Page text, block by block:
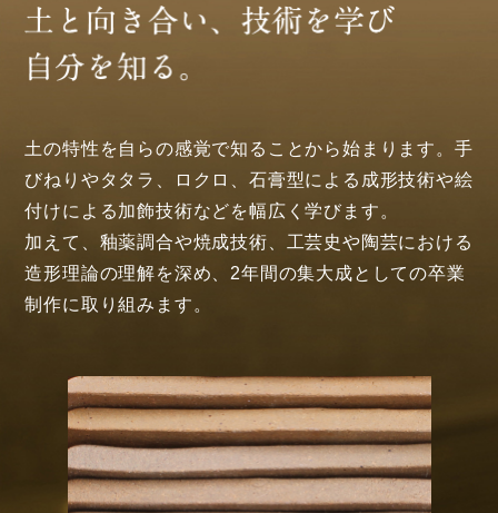
土の特性を自らの感覚で知ることから始まります。手
びねりやタタラ、ロクロ、石膏型による成形技術や絵
付けによる加飾技術などを幅広く学びます。
加えて、釉薬調合や焼成技術、工芸史や陶芸における
造形理論の理解を深め、2年間の集大成としての卒業
制作に取り組みます。